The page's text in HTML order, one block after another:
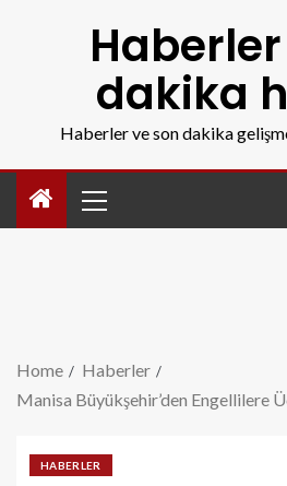
dakika
Haberler ve son dakika
Home
Haberler
Manisa Büyükşehir’den Engellilere
HABERLER